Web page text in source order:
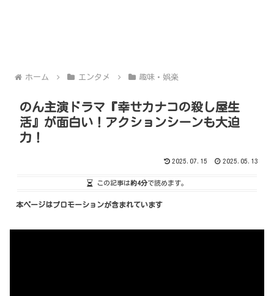
ホーム エンタメ 趣味・娯楽
のん主演ドラマ『幸せカナコの殺し屋生
活』が面白い！アクションシーンも大迫
力！
2025.07.15 2025.05.13
この記事は約4分で読めます。
本ページはプロモーションが含まれています